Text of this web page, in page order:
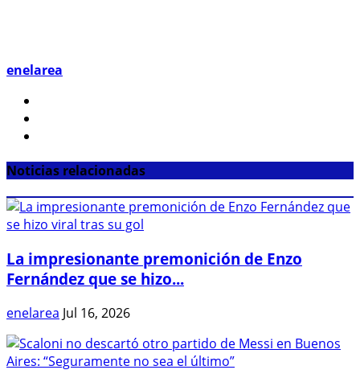
enelarea
Noticias relacionadas
La impresionante premonición de Enzo
Fernández que se hizo...
enelarea Jul 16, 2026